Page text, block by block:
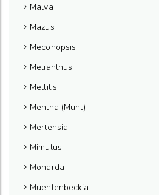
Malva
Mazus
Meconopsis
Melianthus
Mellitis
Mentha (Munt)
Mertensia
Mimulus
Monarda
Muehlenbeckia